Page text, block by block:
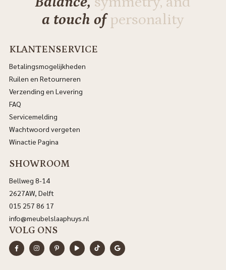
a touch ofpersonality
KLANTENSERVICE
Betalingsmogelijkheden
Ruilen en Retourneren
Verzending en Levering
FAQ
Servicemelding
Wachtwoord vergeten
Winactie Pagina
SHOWROOM
Bellweg 8-14
2627AW, Delft
015 257 86 17
info@meubelslaaphuys.nl
VOLG ONS